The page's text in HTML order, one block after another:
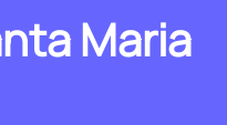
Maria